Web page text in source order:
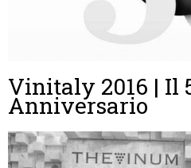
Vinitaly 2016 | Il
Anniversario